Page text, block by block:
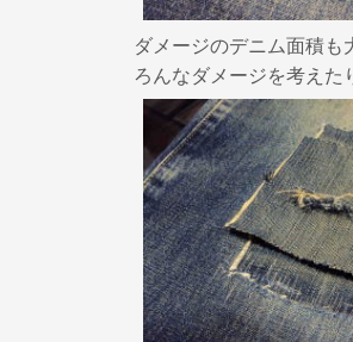
ダメージのデニム面積
ろんなダメージを考え